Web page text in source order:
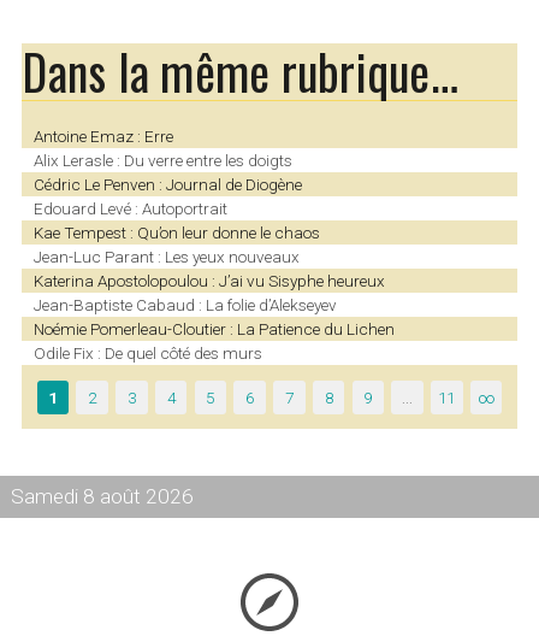
Dans la même rubrique…
Antoine Emaz : Erre
Alix Lerasle : Du verre entre les doigts
Cédric Le Penven : Journal de Diogène
Edouard Levé : Autoportrait
Kae Tempest : Qu’on leur donne le chaos
Jean-Luc Parant : Les yeux nouveaux
Katerina Apostolopoulou : J’ai vu Sisyphe heureux
Jean-Baptiste Cabaud : La folie d’Alekseyev
Noémie Pomerleau-Cloutier : La Patience du Lichen
Odile Fix : De quel côté des murs
1 2 3 4 5 6 7 8 9 11 ∞
Samedi 8 août 2026